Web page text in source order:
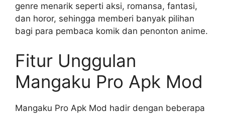
genre menarik seperti aksi, romansa, fantasi,
dan horor, sehingga memberi banyak pilihan
bagi para pembaca komik dan penonton anime.
Fitur Unggulan
Mangaku Pro Apk Mod
Mangaku Pro Apk Mod hadir dengan beberapa